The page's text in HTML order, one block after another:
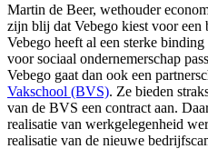
Martin de Beer, wethouder
zijn blij dat Vebego kiest voor een
Vebego heeft al een sterke
voor sociaal ondernemerschap
Vebego gaat dan ook een
Vakschool (BVS). Ze bieden
van de BVS een contract aan.
realisatie van werkgelegenheid
realisatie van de nieuwe